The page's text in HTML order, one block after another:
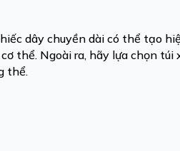
dây chuyền dài có thể tạo
thể. Ngoài ra, hãy lựa chọn túi
thể.